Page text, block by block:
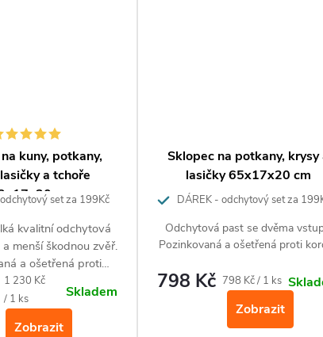
kuny, potkany,
a tchoře
cm
set za 199Kč
kvalitní odchytová
menší škodnou zvěř.
a ošetřená proti
korozi.
Měrná
cena:
1 230 Kč
/ 1 ks
Skladem
Zobrazit
Sklopec na potkany, krysy
lasičky 65x17x20 cm
DÁREK - odchytový set za
Odchytová past se dvěma
Pozinkovaná a ošetřená proti
798 Kč Měrná
798 Kč / 1 ks
Zobrazit